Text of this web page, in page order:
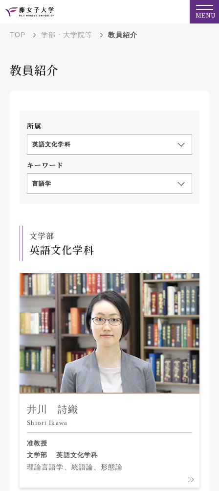
MENU
TOP 学部・大学院等 教員紹介
教員紹介
所属
英語文化学科
キーワード
言語学
文学部
英語文化学科
井川 詩織
Shiori Ikawa
准教授
文学部
英語文化学科
理論言語学、統語論、形態論